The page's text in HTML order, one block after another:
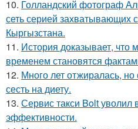
10. Голландский фотограф
сеть серией захватывающих
Кыргызстана.
11. История доказывает, что
временем становятся
12. Много лет отжиралась,
сесть на диету.
13. Сервис такси Bolt уволил
эффективности.